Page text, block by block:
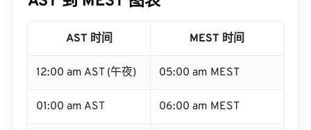
AST 时间 MEST 时间
12:00 am AST (午夜) 05:00 am MEST
01:00 am AST 06:00 am MEST